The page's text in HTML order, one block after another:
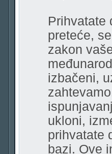
Prihvatate
preteće,
zakon
izbačeni,
ukloni,
prihvatate
bazi. Ove